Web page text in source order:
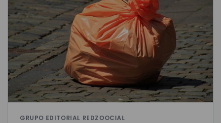
GRUPO EDITORIAL REDZOOCIAL